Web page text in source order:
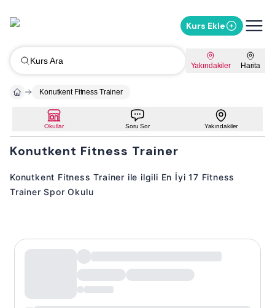
Kurs Ekle
Kurs Ara Yakındakiler Harita
Konutkent Fitness Trainer
Okullar Soru Sor Yakındakiler
Konutkent Fitness Trainer
Konutkent Fitness Trainer ile ilgili En İyi 17 Fitness
Trainer Spor Okulu